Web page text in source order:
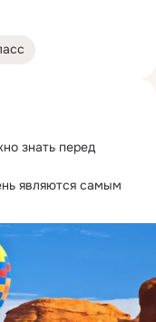
знать перед
являются самым